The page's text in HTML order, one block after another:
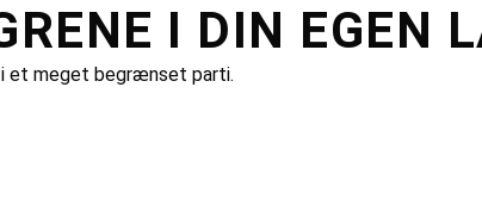
I DIN EGEN
et meget begrænset parti.